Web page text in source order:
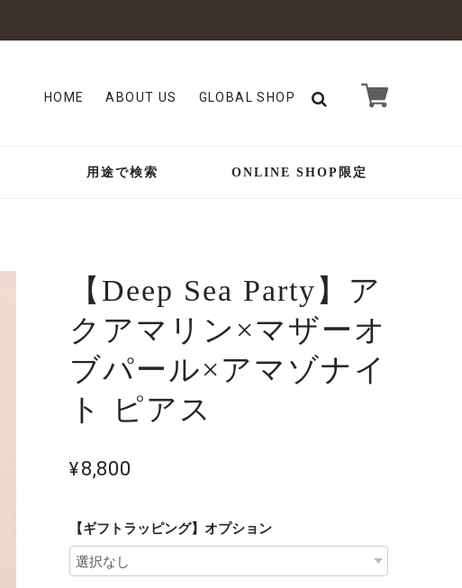
HOME ABOUT US GLOBAL SHOP
用途で検索 ONLINE SHOP限定
【Deep Sea Party】ア
クアマリン×マザーオ
ブパール×アマゾナイ
ト ピアス
¥8,800
【ギフトラッピング】オプション